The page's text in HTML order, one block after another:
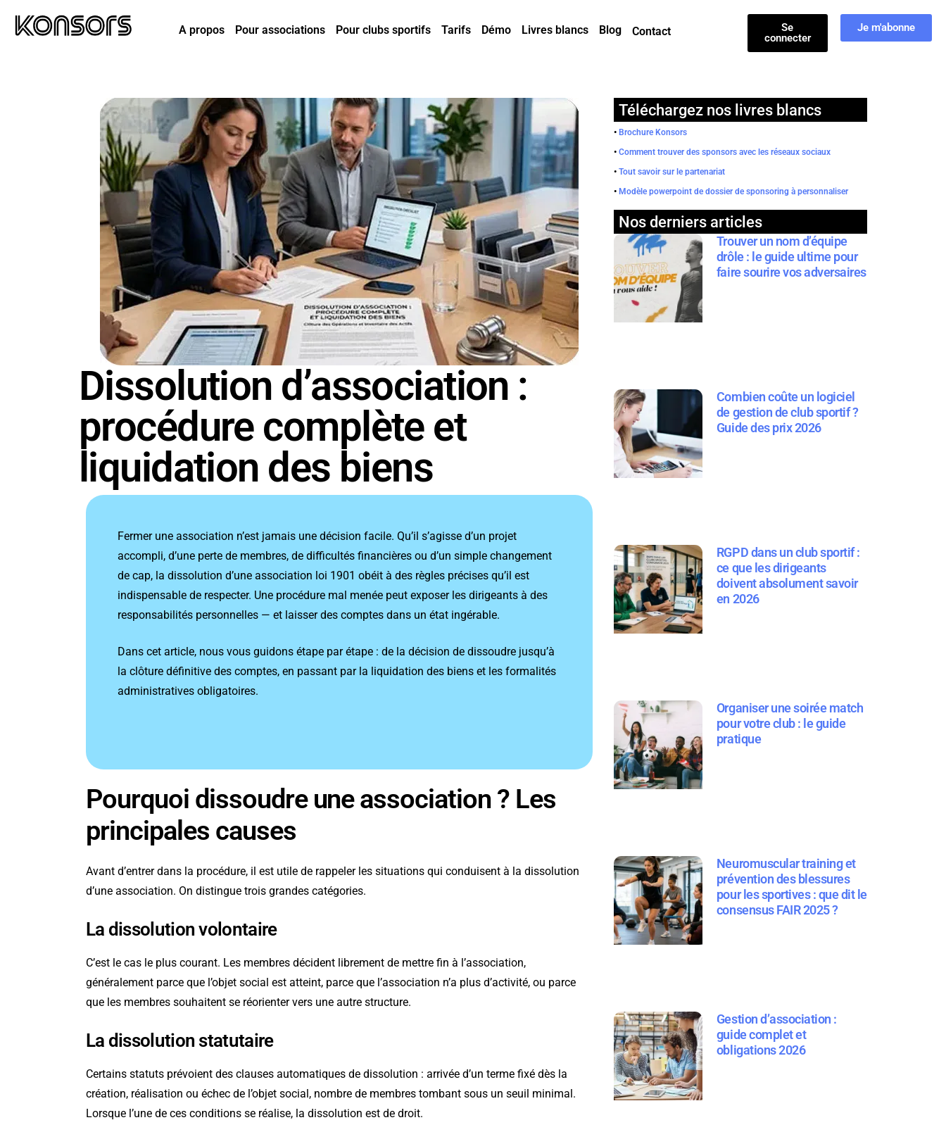
A propos Pour associations Pour clubs sportifs Tarifs Démo Livres blancs Blog Contact
Se
connecter
Je m'abonne
Dissolution d’association :
procédure complète et
liquidation des biens
Fermer une association n’est jamais une décision facile. Qu’il s’agisse d’un projet
accompli, d’une perte de membres, de difficultés financières ou d’un simple changement
de cap, la dissolution d’une association loi 1901 obéit à des règles précises qu’il est
indispensable de respecter. Une procédure mal menée peut exposer les dirigeants à des
responsabilités personnelles — et laisser des comptes dans un état ingérable.
Dans cet article, nous vous guidons étape par étape : de la décision de dissoudre jusqu’à
la clôture définitive des comptes, en passant par la liquidation des biens et les formalités
administratives obligatoires.
Pourquoi dissoudre une association ? Les
principales causes
Avant d’entrer dans la procédure, il est utile de rappeler les situations qui conduisent à la dissolution
d’une association. On distingue trois grandes catégories.
La dissolution volontaire
C’est le cas le plus courant. Les membres décident librement de mettre fin à l’association,
généralement parce que l’objet social est atteint, parce que l’association n’a plus d’activité, ou parce
que les membres souhaitent se réorienter vers une autre structure.
La dissolution statutaire
Certains statuts prévoient des clauses automatiques de dissolution : arrivée d’un terme fixé dès la
création, réalisation ou échec de l’objet social, nombre de membres tombant sous un seuil minimal.
Lorsque l’une de ces conditions se réalise, la dissolution est de droit.
Téléchargez nos livres blancs
• Brochure Konsors
• Comment trouver des sponsors avec les réseaux sociaux
• Tout savoir sur le partenariat
• Modèle powerpoint de dossier de sponsoring à personnaliser
Nos derniers articles
Trouver un nom d’équipe
drôle : le guide ultime pour
faire sourire vos adversaires
Combien coûte un logiciel
de gestion de club sportif ?
Guide des prix 2026
RGPD dans un club sportif :
ce que les dirigeants
doivent absolument savoir
en 2026
Organiser une soirée match
pour votre club : le guide
pratique
Neuromuscular training et
prévention des blessures
pour les sportives : que dit le
consensus FAIR 2025 ?
Gestion d’association :
guide complet et
obligations 2026